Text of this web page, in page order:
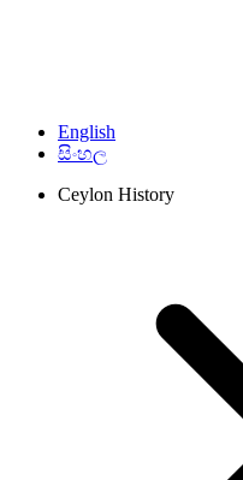
English
සිංහල
Ceylon History